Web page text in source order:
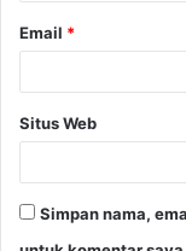
Email *
Situs Web
Simpan nama,